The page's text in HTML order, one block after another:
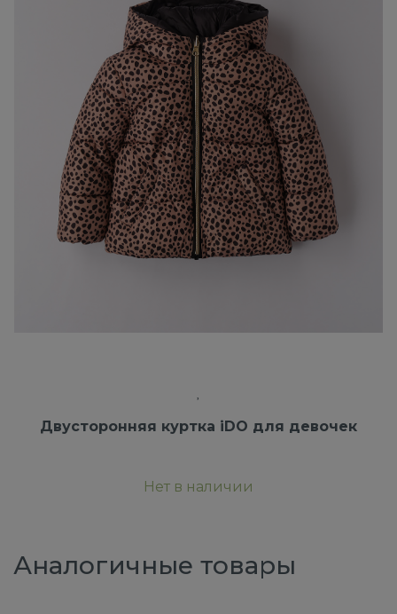
Двусторонняя куртка iDO для девочек
Нет в наличии
Аналогичные товары